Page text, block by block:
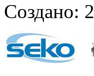
Создано: